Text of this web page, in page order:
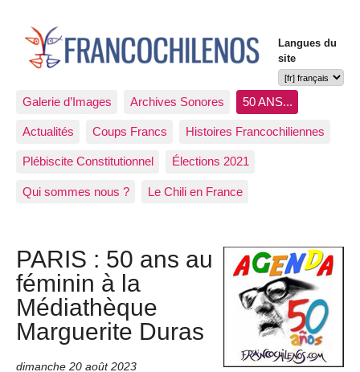
Langues du
site
Galerie d’Images Archives Sonores 50 ANS...
Actualités Coups Francs Histoires Francochiliennes
Plébiscite Constitutionnel Élections 2021
Qui sommes nous ? Le Chili en France
PARIS : 50 ans au
féminin à la
Médiathèque
Marguerite Duras
dimanche 20 août 2023